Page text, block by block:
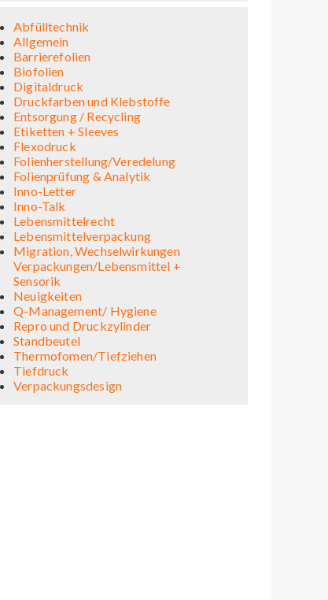
Abfülltechnik
Allgemein
Barrierefolien
Biofolien
Digitaldruck
Druckfarben und Klebstoffe
Entsorgung / Recycling
Etiketten + Sleeves
Flexodruck
Folienherstellung/Veredelung
Folienprüfung & Analytik
Inno-Letter
Inno-Talk
Lebensmittelrecht
Lebensmittelverpackung
Migration, Wechselwirkungen
Verpackungen/Lebensmittel +
Sensorik
Neuigkeiten
Q-Management/ Hygiene
Repro und Druckzylinder
Standbeutel
Thermofomen/Tiefziehen
Tiefdruck
Verpackungsdesign